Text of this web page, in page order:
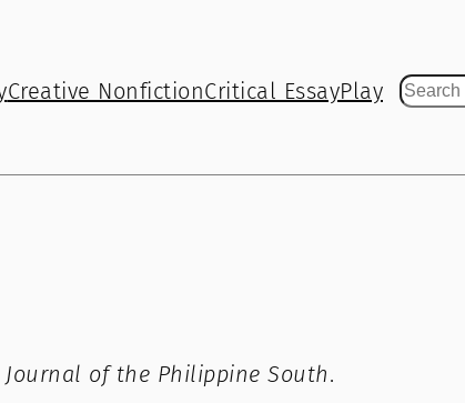
Creative NonfictionCritical EssayPlay Search
of the Philippine South.